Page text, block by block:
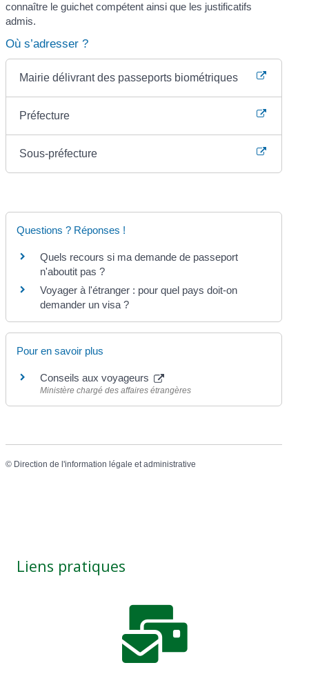
connaître le guichet compétent ainsi que les justificatifs
admis.
Où s’adresser ?
Mairie délivrant des passeports biométriques
Préfecture
Sous-préfecture
Questions ? Réponses !
Quels recours si ma demande de passeport
n'aboutit pas ?
Voyager à l'étranger : pour quel pays doit-on
demander un visa ?
Pour en savoir plus
Conseils aux voyageurs
Ministère chargé des affaires étrangères
© Direction de l'information légale et administrative
Liens pratiques